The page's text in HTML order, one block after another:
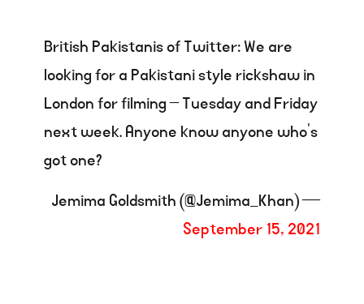
British Pakistanis of Twitter: We are
looking for a Pakistani style rickshaw in
London for filming – Tuesday and Friday
next week. Anyone know anyone who’s
got one?
— Jemima Goldsmith (@Jemima_Khan)
September 15, 2021